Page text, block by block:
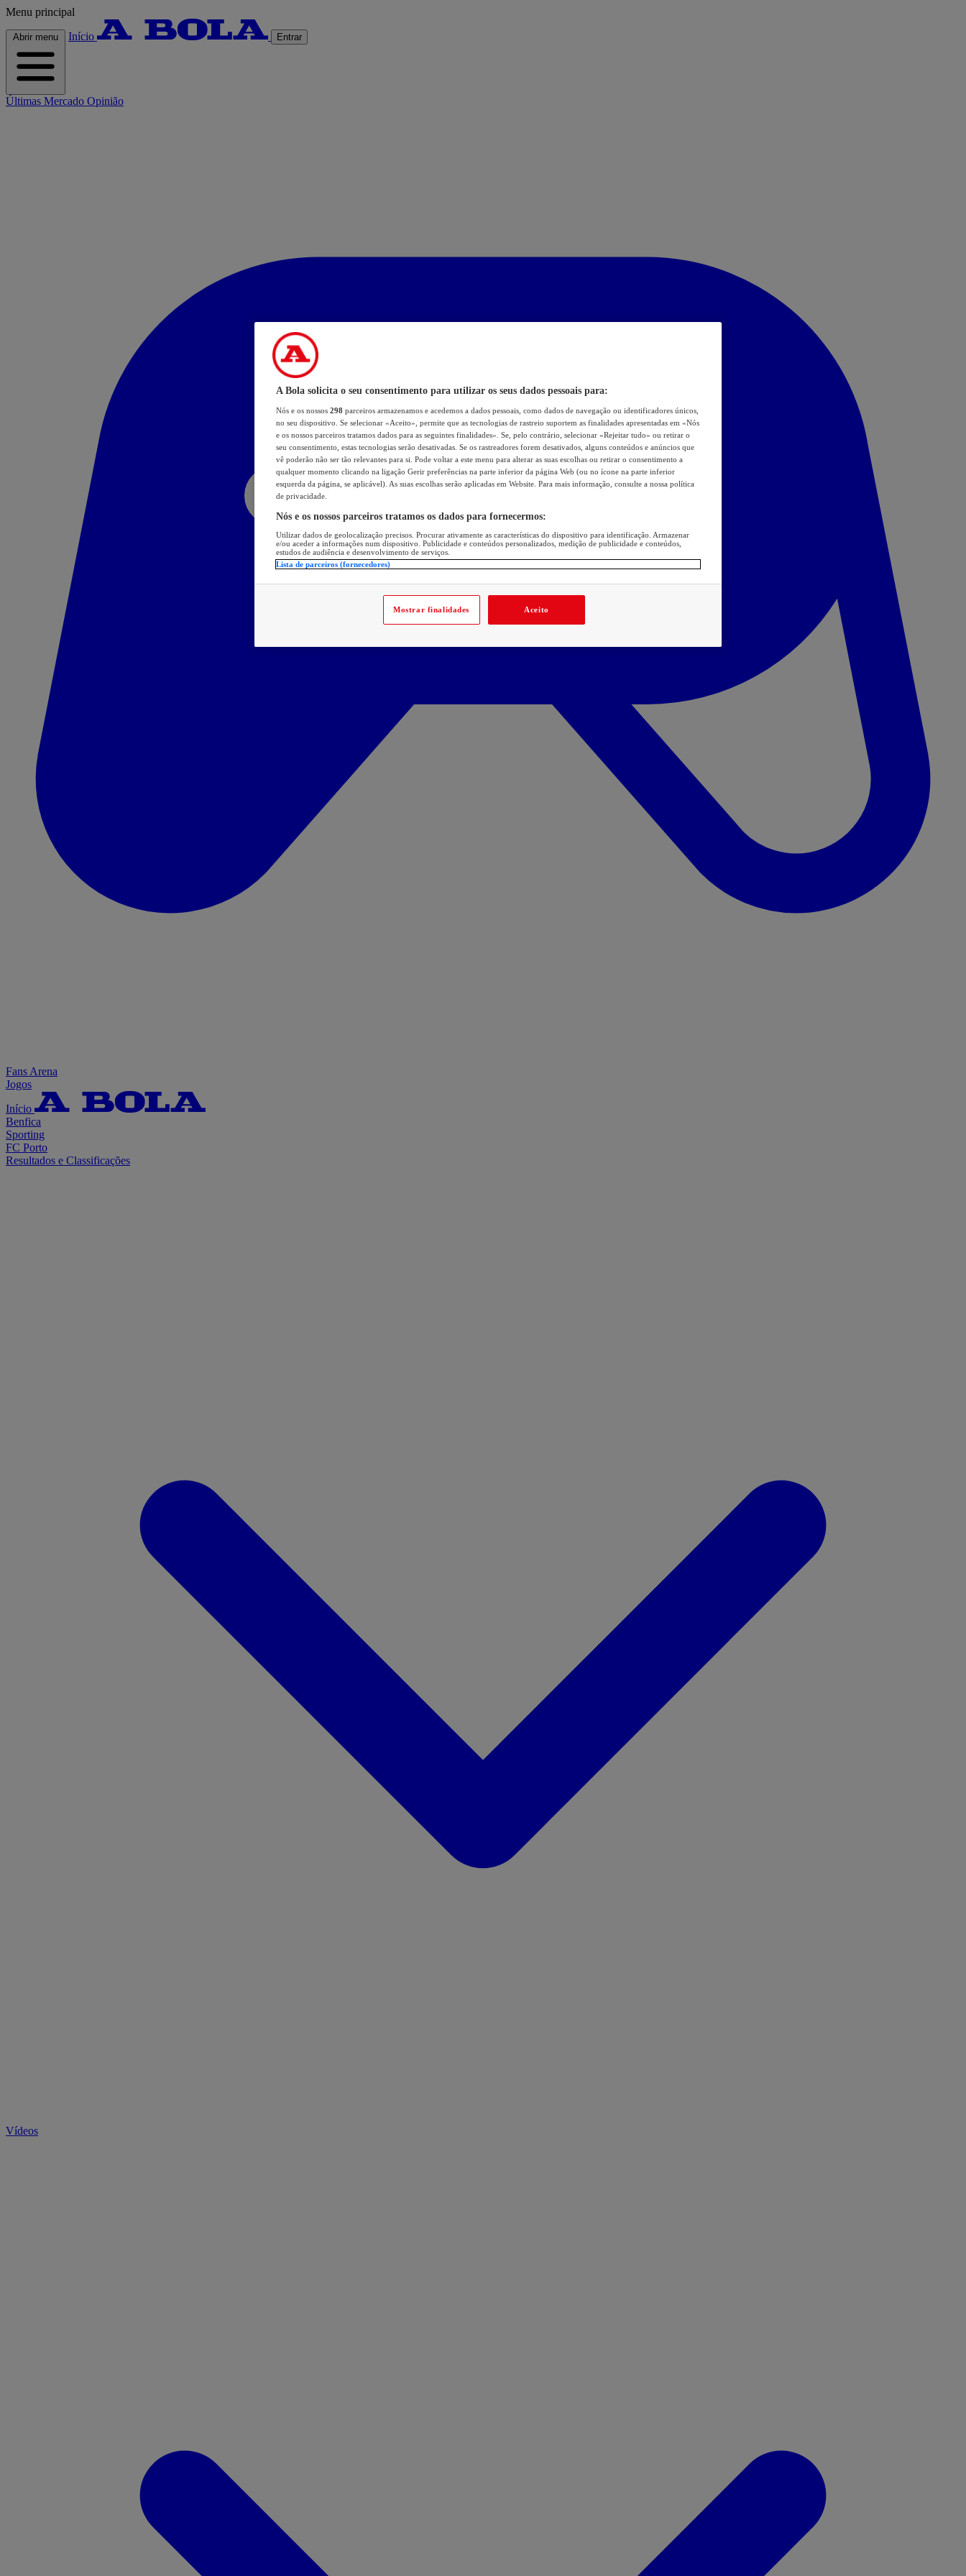
Menu principal
Abrir menu Início Entrar
Últimas Mercado Opinião
Fans Arena
Jogos
Início
Benfica
Sporting
FC Porto
Resultados e Classificações
Vídeos
A Bola solicita o seu consentimento para utilizar os seus dados pessoais para:
Nós e os nossos 298 parceiros armazenamos e acedemos a dados pessoais, como dados de navegação ou identificadores únicos,
no seu dispositivo. Se selecionar «Aceito», permite que as tecnologias de rastreio suportem as finalidades apresentadas em «Nós
e os nossos parceiros tratamos dados para as seguintes finalidades». Se, pelo contrário, selecionar «Rejeitar tudo» ou retirar o
seu consentimento, estas tecnologias serão desativadas. Se os rastreadores forem desativados, alguns conteúdos e anúncios que
vê poderão não ser tão relevantes para si. Pode voltar a este menu para alterar as suas escolhas ou retirar o consentimento a
qualquer momento clicando na ligação Gerir preferências na parte inferior da página Web (ou no ícone na parte inferior
esquerda da página, se aplicável). As suas escolhas serão aplicadas em Website. Para mais informação, consulte a nossa política
de privacidade.
Nós e os nossos parceiros tratamos os dados para fornecermos:
Utilizar dados de geolocalização precisos. Procurar ativamente as características do dispositivo para identificação. Armazenar
e/ou aceder a informações num dispositivo. Publicidade e conteúdos personalizados, medição de publicidade e conteúdos,
estudos de audiência e desenvolvimento de serviços.
Lista de parceiros (fornecedores)
Mostrar finalidades Aceito